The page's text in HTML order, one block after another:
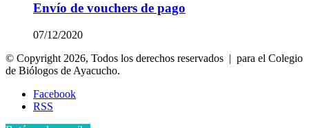
Envío de vouchers de pago
07/12/2020
© Copyright 2026, Todos los derechos reservados | para el Colegio
de Biólogos de Ayacucho.
Facebook
RSS